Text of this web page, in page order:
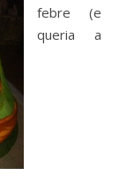
febre (e
queria a